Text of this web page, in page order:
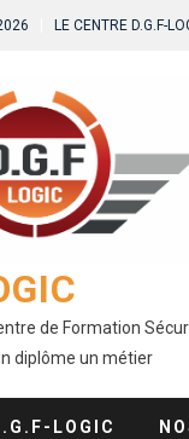
LE CENTRE D.G.F-
de Formation
diplôme un métier
LOGIC